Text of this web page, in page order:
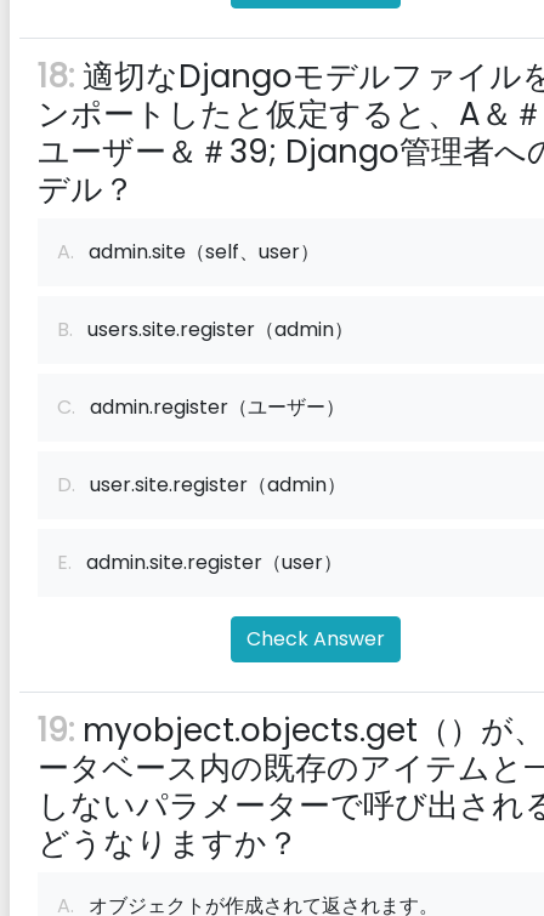
18: 適切なDjangoモデルファイル
ンポートしたと仮定すると、A＆
ユーザー＆＃39; Django管理者へ
デル？
A. admin.site（self、user）
B. users.site.register（admin）
C. admin.register（ユーザー）
D. user.site.register（admin）
E. admin.site.register（user）
Check Answer
19: myobject.objects.get（）が
ータベース内の既存のアイテムと
しないパラメーターで呼び出され
どうなりますか？
A. オブジェクトが作成されて返されます。